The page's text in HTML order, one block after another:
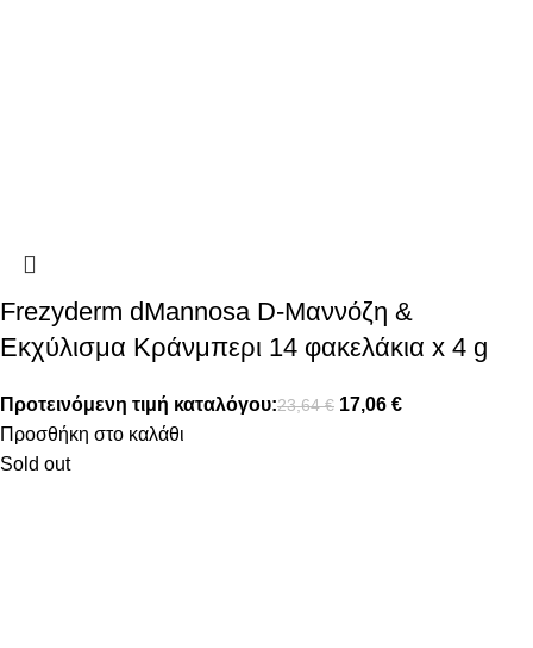
Frezyderm dMannosa D-Μαννόζη &
Εκχύλισμα Κράνμπερι 14 φακελάκια x 4 g
Προτεινόμενη τιμή καταλόγου:23,64€ 17,06 €
Προσθήκη στο καλάθι
Sold out